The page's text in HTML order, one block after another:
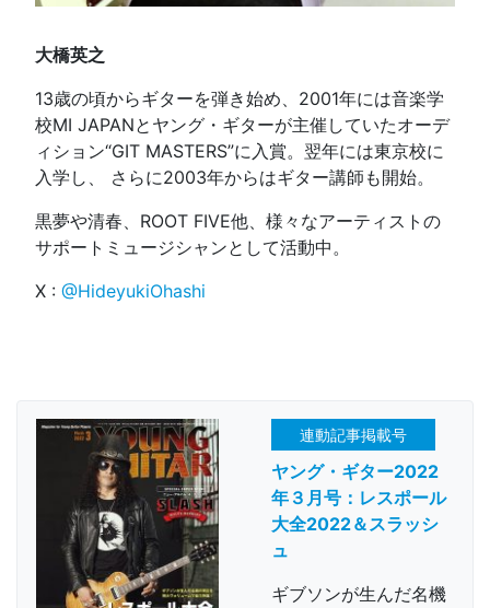
大橋英之
13歳の頃からギターを弾き始め、2001年には音楽学
校MI JAPANとヤング・ギターが主催していたオーデ
ィション“GIT MASTERS”に入賞。翌年には東京校に
入学し、 さらに2003年からはギター講師も開始。
黒夢や清春、ROOT FIVE他、様々なアーティストの
サポートミュージシャンとして活動中。
X : @HideyukiOhashi
連動記事掲載号
ヤング・ギター2022
年３月号：レスポール
大全2022＆スラッシ
ュ
ギブソンが生んだ名機